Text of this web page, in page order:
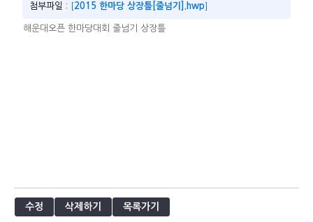
첨부파일 : [2015 한마당 상장틀[줄넘기].hwp]
해운대오픈 한마당대회 줄넘기 상장틀
수정 삭제하기 목록가기